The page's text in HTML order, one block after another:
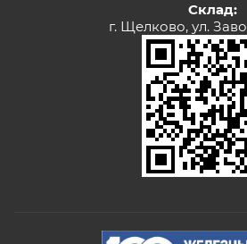
Склад:
г. Щелково, ул.